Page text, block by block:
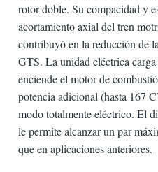
rotor doble. Su compacidad y
acortamiento axial del tren
contribuyó en la reducción de
GTS. La unidad eléctrica
enciende el motor de
potencia adicional (hasta 167
modo totalmente eléctrico. El
le permite alcanzar un par
que en aplicaciones anteriores.